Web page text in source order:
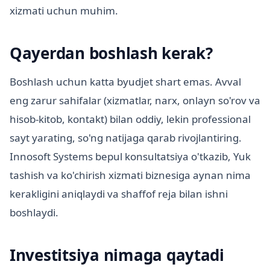
xizmati uchun muhim.
Qayerdan boshlash kerak?
Boshlash uchun katta byudjet shart emas. Avval
eng zarur sahifalar (xizmatlar, narx, onlayn so'rov va
hisob-kitob, kontakt) bilan oddiy, lekin professional
sayt yarating, so'ng natijaga qarab rivojlantiring.
Innosoft Systems bepul konsultatsiya o'tkazib, Yuk
tashish va ko'chirish xizmati biznesiga aynan nima
kerakligini aniqlaydi va shaffof reja bilan ishni
boshlaydi.
Investitsiya nimaga qaytadi